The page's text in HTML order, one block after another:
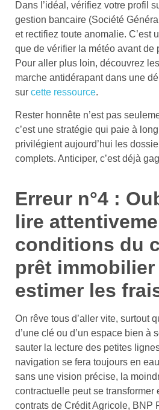
Dans l’idéal, vérifiez votre profil
gestion bancaire (Société
et rectifiez toute anomalie. C’est
que de vérifier la météo avant de
Pour aller plus loin, découvrez
marche antidérapant dans une
sur cette ressource.
Rester honnête n’est pas
c’est une stratégie qui paie à
privilégient aujourd’hui les
complets. Anticiper, c’est déjà
Erreur n°4 :
lire
conditions du
prêt
estimer les
On rêve tous d’aller vite, surtout
d’une clé ou d’un espace bien à
sauter la lecture des petites
navigation se fera toujours en
sans une vision précise, la
contractuelle peut se transformer
contrats de Crédit Agricole, BNP